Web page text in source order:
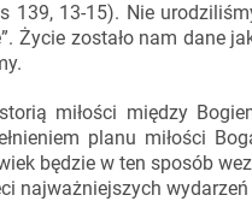
139, 13-15). Nie
Życie zostało nam dane
miłości między
planu miłości
będzie w ten sposób
najważniejszych